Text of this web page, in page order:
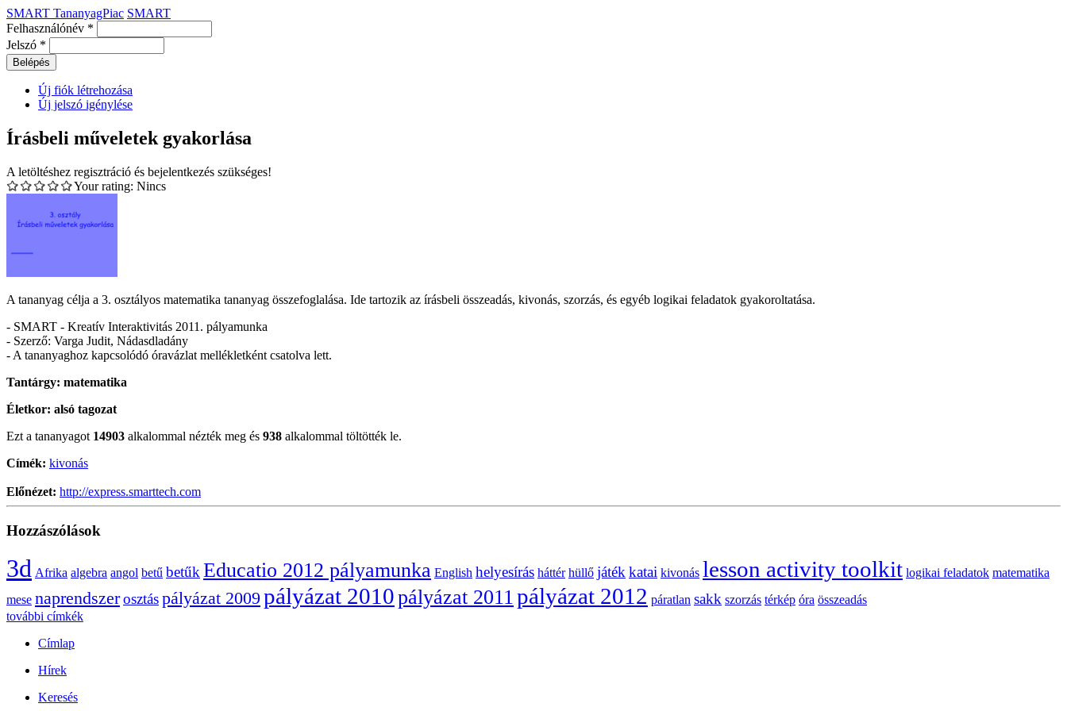
SMART TananyagPiac SMART
Felhasználónév *
Jelszó *
Új fiók létrehozása
Új jelszó igénylése
Írásbeli műveletek gyakorlása
A letöltéshez regisztráció és bejelentkezés szükséges!
Your rating: Nincs
A tananyag célja a 3. osztályos matematika tananyag összefoglalása. Ide tartozik az írásbeli összeadás, kivonás, szorzás, és egyéb logikai feladatok gyakoroltatása.
- SMART - Kreatív Interaktivitás 2011. pályamunka
- Szerző: Varga Judit, Nádasdladány
- A tananyaghoz kapcsolódó óravázlat mellékletként csatolva lett.
Tantárgy: matematika
Életkor: alsó tagozat
Ezt a tananyagot 14903 alkalommal nézték meg és 938 alkalommal töltötték le.
Címék: kivonás
Előnézet: http://express.smarttech.com
Hozzászólások
3d Afrika algebra angol betű betűkEducatio 2012 pályamunka English helyesírás háttér hüllő játékkatai kivonás lesson activity toolkit logikai feladatok matematika
mese naprendszerosztáspályázat 2009 pályázat 2010pályázat 2011pályázat 2012 páratlan sakk szorzás térkép óra összeadás
további címkék
Címlap
Hírek
Keresés